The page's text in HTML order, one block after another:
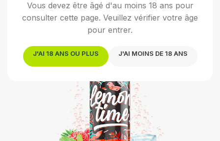
Vous devez être âgé d'au moins 18 ans pour
consulter cette page. Veuillez vérifier votre âge
pour entrer.
J'AI 18 ANS OU PLUS J'AI MOINS DE 18 ANS